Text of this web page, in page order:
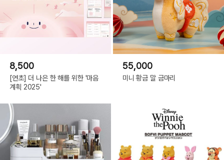
8,500
[연초] 더 나은 한 해를 위한 '마음
계획 2025'
55,000
미니 황금 말 금마리